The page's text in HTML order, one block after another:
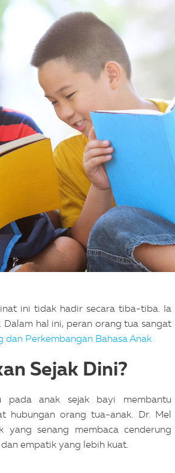
ini tidak hadir secara tiba-tiba. Ia
hal ini, peran orang tua sangat
dan Perkembangan Bahasa Anak
Sejak Dini?
pada anak sejak bayi membantu
hubungan orang tua-anak. Dr. Mel
yang senang membaca cenderung
empatik yang lebih kuat.